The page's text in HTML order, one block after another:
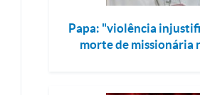
Papa: "violência
morte de missionária